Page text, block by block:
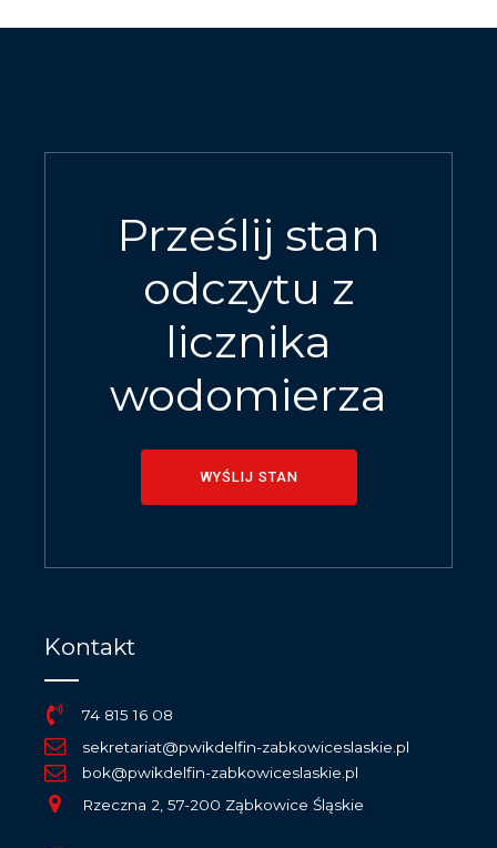
Prześlij stan
odczytu z
licznika
wodomierza
WYŚLIJ STAN
Kontakt
74 815 16 08
sekretariat@pwikdelfin-zabkowiceslaskie.pl
bok@pwikdelfin-zabkowiceslaskie.pl
Rzeczna 2, 57-200 Ząbkowice Śląskie